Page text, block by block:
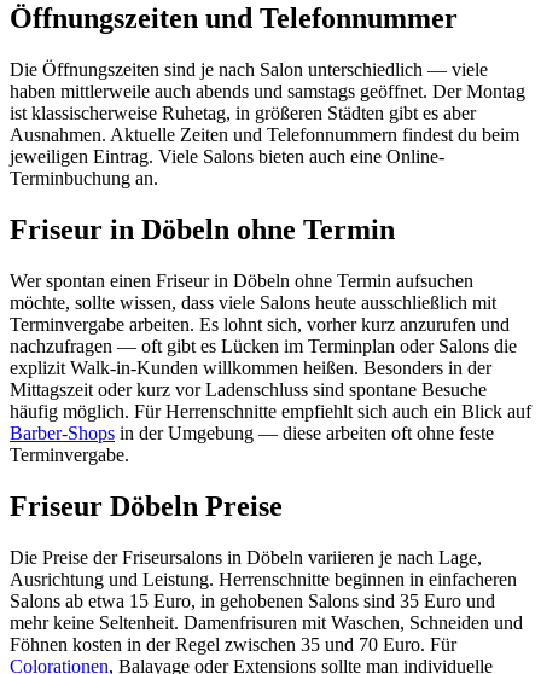
Öffnungszeiten und Telefonnummer
Die Öffnungszeiten sind je nach Salon unterschiedlich — viele
haben mittlerweile auch abends und samstags geöffnet. Der Montag
ist klassischerweise Ruhetag, in größeren Städten gibt es aber
Ausnahmen. Aktuelle Zeiten und Telefonnummern findest du beim
jeweiligen Eintrag. Viele Salons bieten auch eine Online-
Terminbuchung an.
Friseur in Döbeln ohne Termin
Wer spontan einen Friseur in Döbeln ohne Termin aufsuchen
möchte, sollte wissen, dass viele Salons heute ausschließlich mit
Terminvergabe arbeiten. Es lohnt sich, vorher kurz anzurufen und
nachzufragen — oft gibt es Lücken im Terminplan oder Salons die
explizit Walk-in-Kunden willkommen heißen. Besonders in der
Mittagszeit oder kurz vor Ladenschluss sind spontane Besuche
häufig möglich. Für Herrenschnitte empfiehlt sich auch ein Blick auf
Barber-Shops in der Umgebung — diese arbeiten oft ohne feste
Terminvergabe.
Friseur Döbeln Preise
Die Preise der Friseursalons in Döbeln variieren je nach Lage,
Ausrichtung und Leistung. Herrenschnitte beginnen in einfacheren
Salons ab etwa 15 Euro, in gehobenen Salons sind 35 Euro und
mehr keine Seltenheit. Damenfrisuren mit Waschen, Schneiden und
Föhnen kosten in der Regel zwischen 35 und 70 Euro. Für
Colorationen, Balayage oder Extensions sollte man individuelle